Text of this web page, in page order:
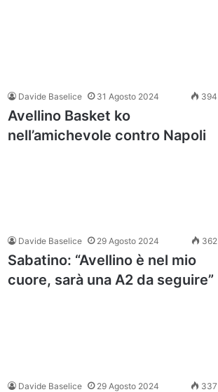
Davide Baselice 31 Agosto 2024 394
Avellino Basket ko
nell’amichevole contro Napoli
Davide Baselice 29 Agosto 2024 362
Sabatino: “Avellino è nel mio
cuore, sarà una A2 da seguire”
Davide Baselice 29 Agosto 2024 337